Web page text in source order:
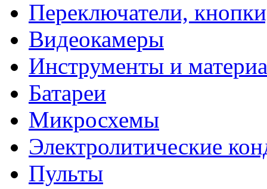
Переключатели,
Видеокамеры
Инструменты и
Батареи
Микросхемы
Электролитические
Пульты